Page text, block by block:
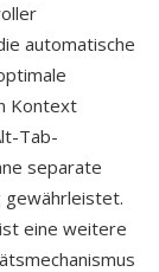
automatische
Kontext
Tab-
separate
gewährleistet.
eine weitere